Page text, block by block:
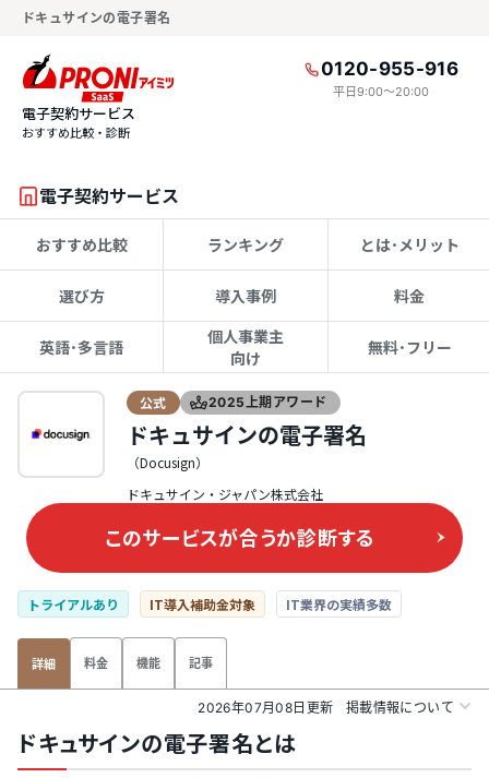
ドキュサインの電子署名
0120-955-916
平日9:00〜20:00
電子契約サービス
おすすめ比較・診断
電子契約サービス
おすすめ比較 ランキング とは･メリット
選び方 導入事例 料金
英語･多言語
個人事業主
向け
無料･フリー
公式 2025上期アワード
ドキュサインの電子署名
（Docusign）
ドキュサイン・ジャパン株式会社
このサービスが合うか診断する
トライアルあり IT導入補助金対象 IT業界の実績多数
詳細 料金 機能 記事
2026年07月08日更新 掲載情報について
ドキュサインの電子署名とは